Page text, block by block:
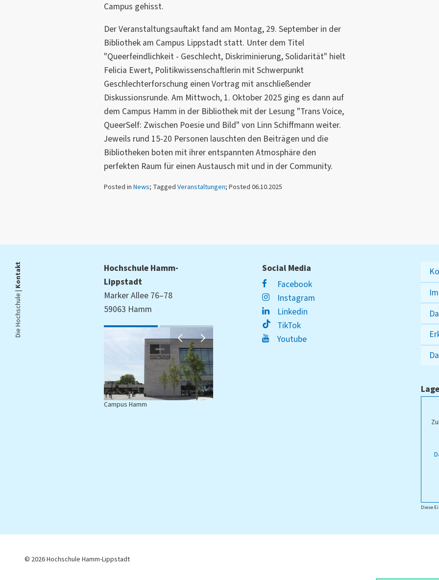
Campus gehisst.
Der Veranstaltungsauftakt fand am Montag, 29. September in der
Bibliothek am Campus Lippstadt statt. Unter dem Titel
"Queerfeindlichkeit - Geschlecht, Diskriminierung, Solidarität" hielt
Felicia Ewert, Politikwissenschaftlerin mit Schwerpunkt
Geschlechterforschung einen Vortrag mit anschließender
Diskussionsrunde. Am Mittwoch, 1. Oktober 2025 ging es dann auf
dem Campus Hamm in der Bibliothek mit der Lesung "Trans Voice,
QueerSelf: Zwischen Poesie und Bild" von Linn Schiffmann weiter.
Jeweils rund 15-20 Personen lauschten den Beiträgen und die
Bibliotheken boten mit ihrer entspannten Atmosphäre den
perfekten Raum für einen Austausch mit und in der Community.
Posted in News; Tagged Veranstaltungen; Posted 06.10.2025
Die Hochschule |
Kontakt
Hochschule Hamm-
Lippstadt
Marker Allee 76–78
59063 Hamm
Campus Hamm
Social Media
Facebook
Instagram
Linkedin
TikTok
Youtube
Diese
© 2026 Hochschule Hamm-Lippstadt